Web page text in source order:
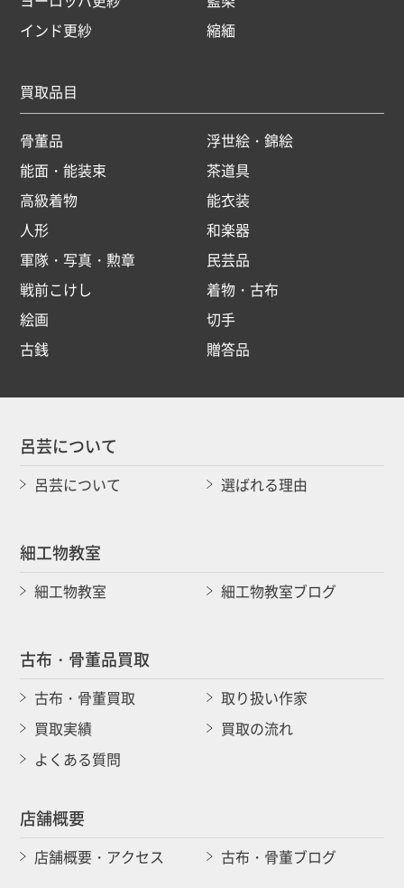
インド更紗
縮緬
買取品目
骨董品
浮世絵・錦絵
能面・能装束
茶道具
高級着物
能衣装
人形
和楽器
軍隊・写真・勲章
民芸品
戦前こけし
着物・古布
絵画
切手
古銭
贈答品
呂芸について
呂芸について 選ばれる理由
細工物教室
細工物教室 細工物教室ブログ
古布・骨董品買取
古布・骨董買取
取り扱い作家
買取実績
買取の流れ
よくある質問
店舗概要
店舗概要・アクセス 古布・骨董ブログ